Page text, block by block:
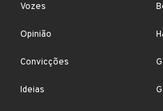
Vozes
Opinião
Convicções
Ideias